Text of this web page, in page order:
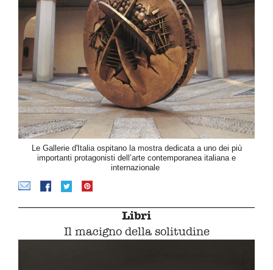
Le Gallerie d'Italia ospitano la mostra dedicata a uno dei più
importanti protagonisti dell’arte contemporanea italiana e
internazionale
Libri
Il macigno della solitudine